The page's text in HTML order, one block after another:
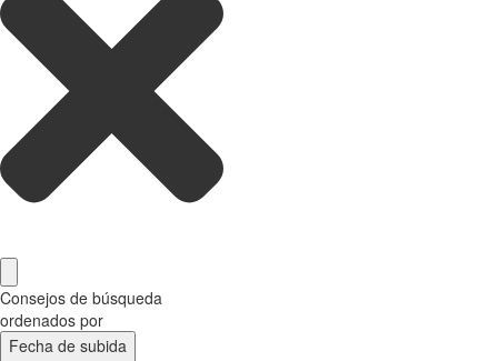
Consejos de búsqueda
ordenados por
Fecha de subida